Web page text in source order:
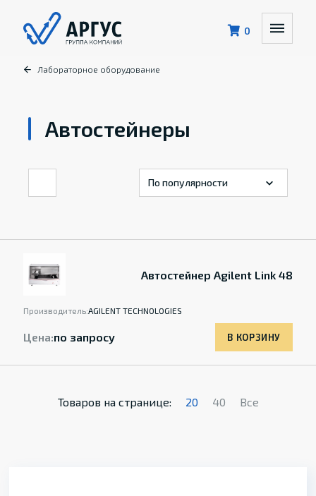
0
Лабораторное оборудование
Автостейнеры
Автостейнер Agilent Link 48
Производитель:AGILENT TECHNOLOGIES
Цена:по запросу В КОРЗИНУ
Товаров на странице: 20 40 Все